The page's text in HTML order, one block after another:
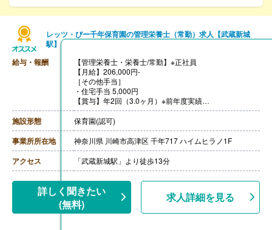
レッツ・びー千年保育園の管理栄養士（常勤）求人【武蔵新城
駅】
給与・報酬
【管理栄養士・栄養士/常勤】※正社員
【月給】206,000円-
［その他手当］
・住宅手当 5,000円
【賞与】年2回（3.0ヶ月）※前年度実績
【昇給】あり
【通勤手当】あり（上限20,000円まで）
【退職金】あり※勤続3年6ヶ月以上
施設形態 保育園(認可)
事業所所在地 神奈川県 川崎市高津区 千年717 ハイムヒラノ1F
アクセス 「武蔵新城駅」より徒歩13分
詳しく聞きたい
(無料)
求人詳細を見る